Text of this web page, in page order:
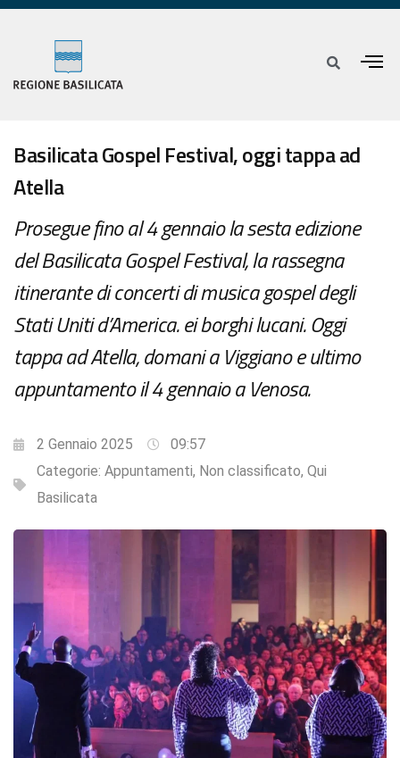
Basilicata Gospel Festival, oggi tappa ad
Atella
Prosegue fino al 4 gennaio la sesta edizione
del Basilicata Gospel Festival, la rassegna
itinerante di concerti di musica gospel degli
Stati Uniti d’America. ei borghi lucani. Oggi
tappa ad Atella, domani a Viggiano e ultimo
appuntamento il 4 gennaio a Venosa.
2 Gennaio 2025
09:57
Categorie: Appuntamenti, Non classificato, Qui
Basilicata